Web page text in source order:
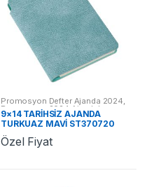
Promosyon Defter Ajanda 2024,
Promosyon 2024 Ajandalar
9×14 TARİHSİZ AJANDA
TURKUAZ MAVİ ST370720
TM
Özel Fiyat